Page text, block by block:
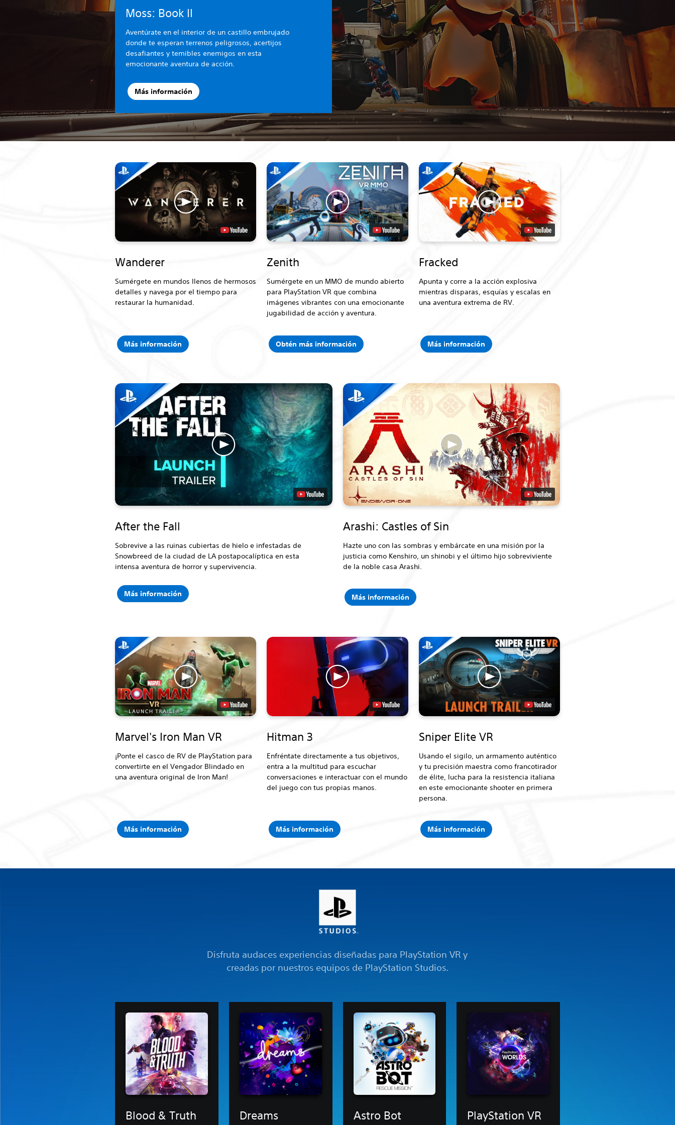
Moss: Book II
Aventúrate en el interior de un castillo embrujado
donde te esperan terrenos peligrosos, acertijos
desafiantes y temibles enemigos en esta
emocionante aventura de acción.
Más información
Wanderer
Sumérgete en mundos llenos de hermosos
detalles y navega por el tiempo para
restaurar la humanidad.
Más información
Zenith
Sumérgete en un MMO de mundo abierto
para PlayStation VR que combina
imágenes vibrantes con una emocionante
jugabilidad de acción y aventura.
Obtén más información
Fracked
Apunta y corre a la acción explosiva
mientras disparas, esquías y escalas en
una aventura extrema de RV.
Más información
After the Fall
Sobrevive a las ruinas cubiertas de hielo e infestadas de
Snowbreed de la ciudad de LA postapocalíptica en esta
intensa aventura de horror y supervivencia.
Más información
Arashi: Castles of Sin
Hazte uno con las sombras y embárcate en una misión por la
justicia como Kenshiro, un shinobi y el último hijo sobreviviente
de la noble casa Arashi.
Más información
Marvel's Iron Man VR
¡Ponte el casco de RV de PlayStation para
convertirte en el Vengador Blindado en
una aventura original de Iron Man!
Más información
Hitman 3
Enfréntate directamente a tus objetivos,
entra a la multitud para escuchar
conversaciones e interactuar con el mundo
del juego con tus propias manos.
Más información
Sniper Elite VR
Usando el sigilo, un armamento auténtico
y tu precisión maestra como francotirador
de élite, lucha para la resistencia italiana
en este emocionante shooter en primera
persona.
Más información
Disfruta audaces experiencias diseñadas para PlayStation VR y
creadas por nuestros equipos de PlayStation Studios.
Blood & Truth Dreams
Astro Bot
PlayStation VR